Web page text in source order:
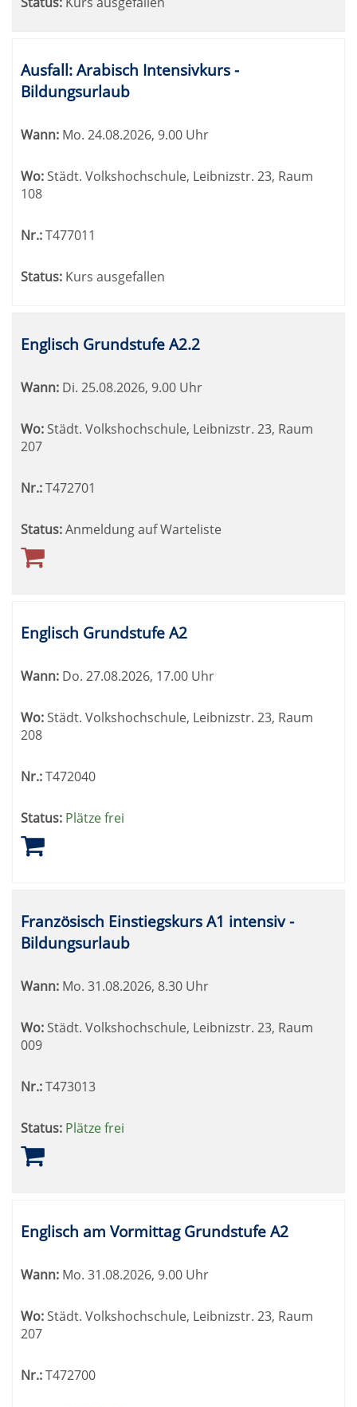
Ausfall: Arabisch Intensivkurs -
Bildungsurlaub
Wann: Mo. 24.08.2026, 9.00 Uhr
Wo:Städt. Volkshochschule, Leibnizstr. 23, Raum
108
Nr.:T477011
Status: Kurs ausgefallen
Englisch Grundstufe A2.2
Wann: Di. 25.08.2026, 9.00 Uhr
Wo: Städt. Volkshochschule, Leibnizstr. 23, Raum
207
Nr.:T472701
Status:Anmeldung auf Warteliste
Englisch Grundstufe A2
Wann: Do. 27.08.2026, 17.00 Uhr
Wo:Städt. Volkshochschule, Leibnizstr. 23, Raum
208
Nr.:T472040
Status: Plätze frei
Französisch Einstiegskurs A1 intensiv -
Bildungsurlaub
Wann: Mo. 31.08.2026, 8.30 Uhr
Wo: Städt. Volkshochschule, Leibnizstr. 23, Raum
009
Nr.:T473013
Status: Plätze frei
Englisch am Vormittag Grundstufe A2
Wann: Mo. 31.08.2026, 9.00 Uhr
Wo:Städt. Volkshochschule, Leibnizstr. 23, Raum
207
Nr.:T472700